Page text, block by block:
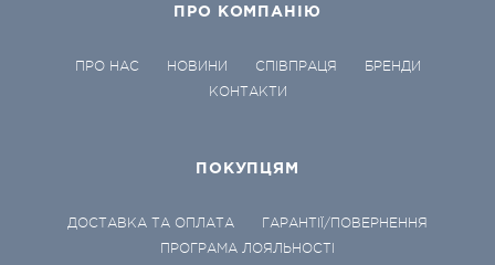
ПРО КОМПАНІЮ
ПРО НАС НОВИНИ СПІВПРАЦЯ
БРЕНДИ
КОНТАКТИ
ПОКУПЦЯМ
ДОСТАВКА ТА ОПЛАТА
ГАРАНТІЇ/ПОВЕРНЕННЯ
ПРОГРАМА ЛОЯЛЬНОСТІ